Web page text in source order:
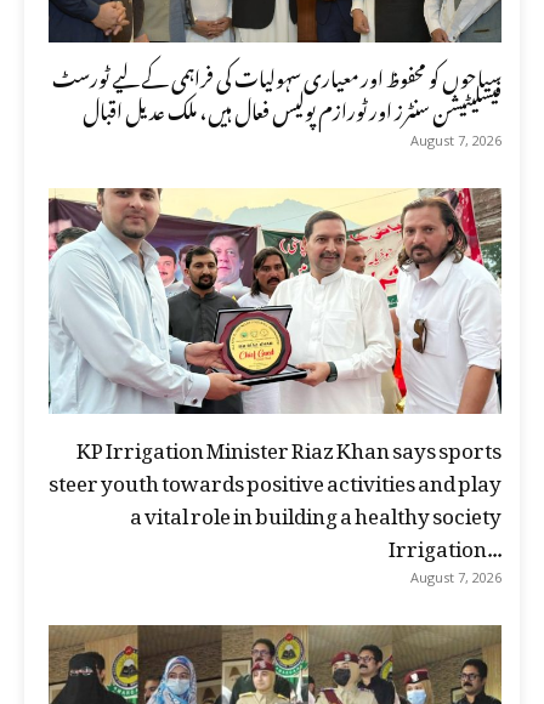
سیاحوں کو محفوظ اور معیاری سہولیات کی فراہمی کے لیے ٹورسٹ
فیسلیٹیشن سنٹرز اور ٹورازم پولیس فعال ہیں، ملک عدیل اقبال
August 7, 2026
KP Irrigation Minister Riaz Khan says sports
steer youth towards positive activities and play
a vital role in building a healthy society
Irrigation...
August 7, 2026